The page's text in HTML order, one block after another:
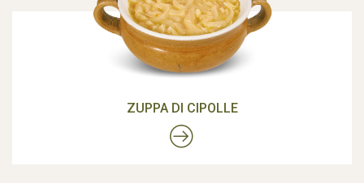
ZUPPA DI CIPOLLE